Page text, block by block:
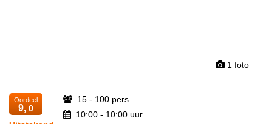
1 foto
Oordeel
9, 0
15 - 100 pers
10:00 - 10:00 uur